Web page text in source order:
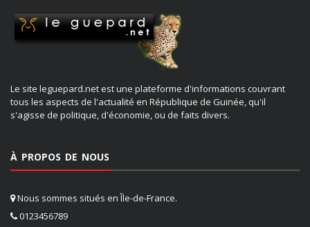
Le site leguepard.net est une plateforme d'informations couvrant
tous les aspects de l'actualité en République de Guinée, qu'il
s'agisse de politique, d'économie, ou de faits divers.
À PROPOS DE NOUS
Nous sommes situés en Île-de-France.
0123456789